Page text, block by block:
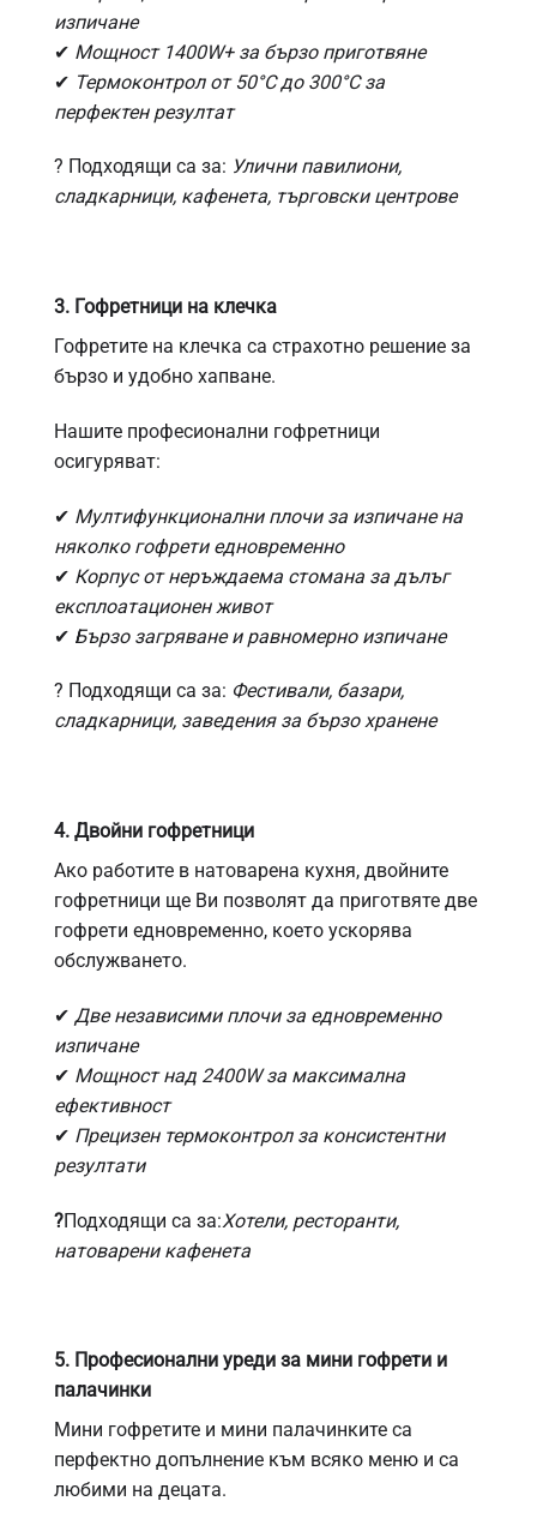
изпичане
✔ Мощност 1400W+ за бързо приготвяне
✔ Термоконтрол от 50°C до 300°C за
перфектен резултат
? Подходящи са за: Улични павилиони,
сладкарници, кафенета, търговски центрове
3. Гофретници на клечка
Гофретите на клечка са страхотно решение за
бързо и удобно хапване.
Нашите професионални гофретници
осигуряват:
✔ Мултифункционални плочи за изпичане на
няколко гофрети едновременно
✔ Корпус от неръждаема стомана за дълъг
експлоатационен живот
✔ Бързо загряване и равномерно изпичане
? Подходящи са за: Фестивали, базари,
сладкарници, заведения за бързо хранене
4. Двойни гофретници
Ако работите в натоварена кухня, двойните
гофретници ще Ви позволят да приготвяте две
гофрети едновременно, което ускорява
обслужването.
✔ Две независими плочи за едновременно
изпичане
✔ Мощност над 2400W за максимална
ефективност
✔ Прецизен термоконтрол за консистентни
резултати
?Подходящи са за:Хотели, ресторанти,
натоварени кафенета
5. Професионални уреди за мини гофрети и
палачинки
Мини гофретите и мини палачинките са
перфектно допълнение към всяко меню и са
любими на децата.